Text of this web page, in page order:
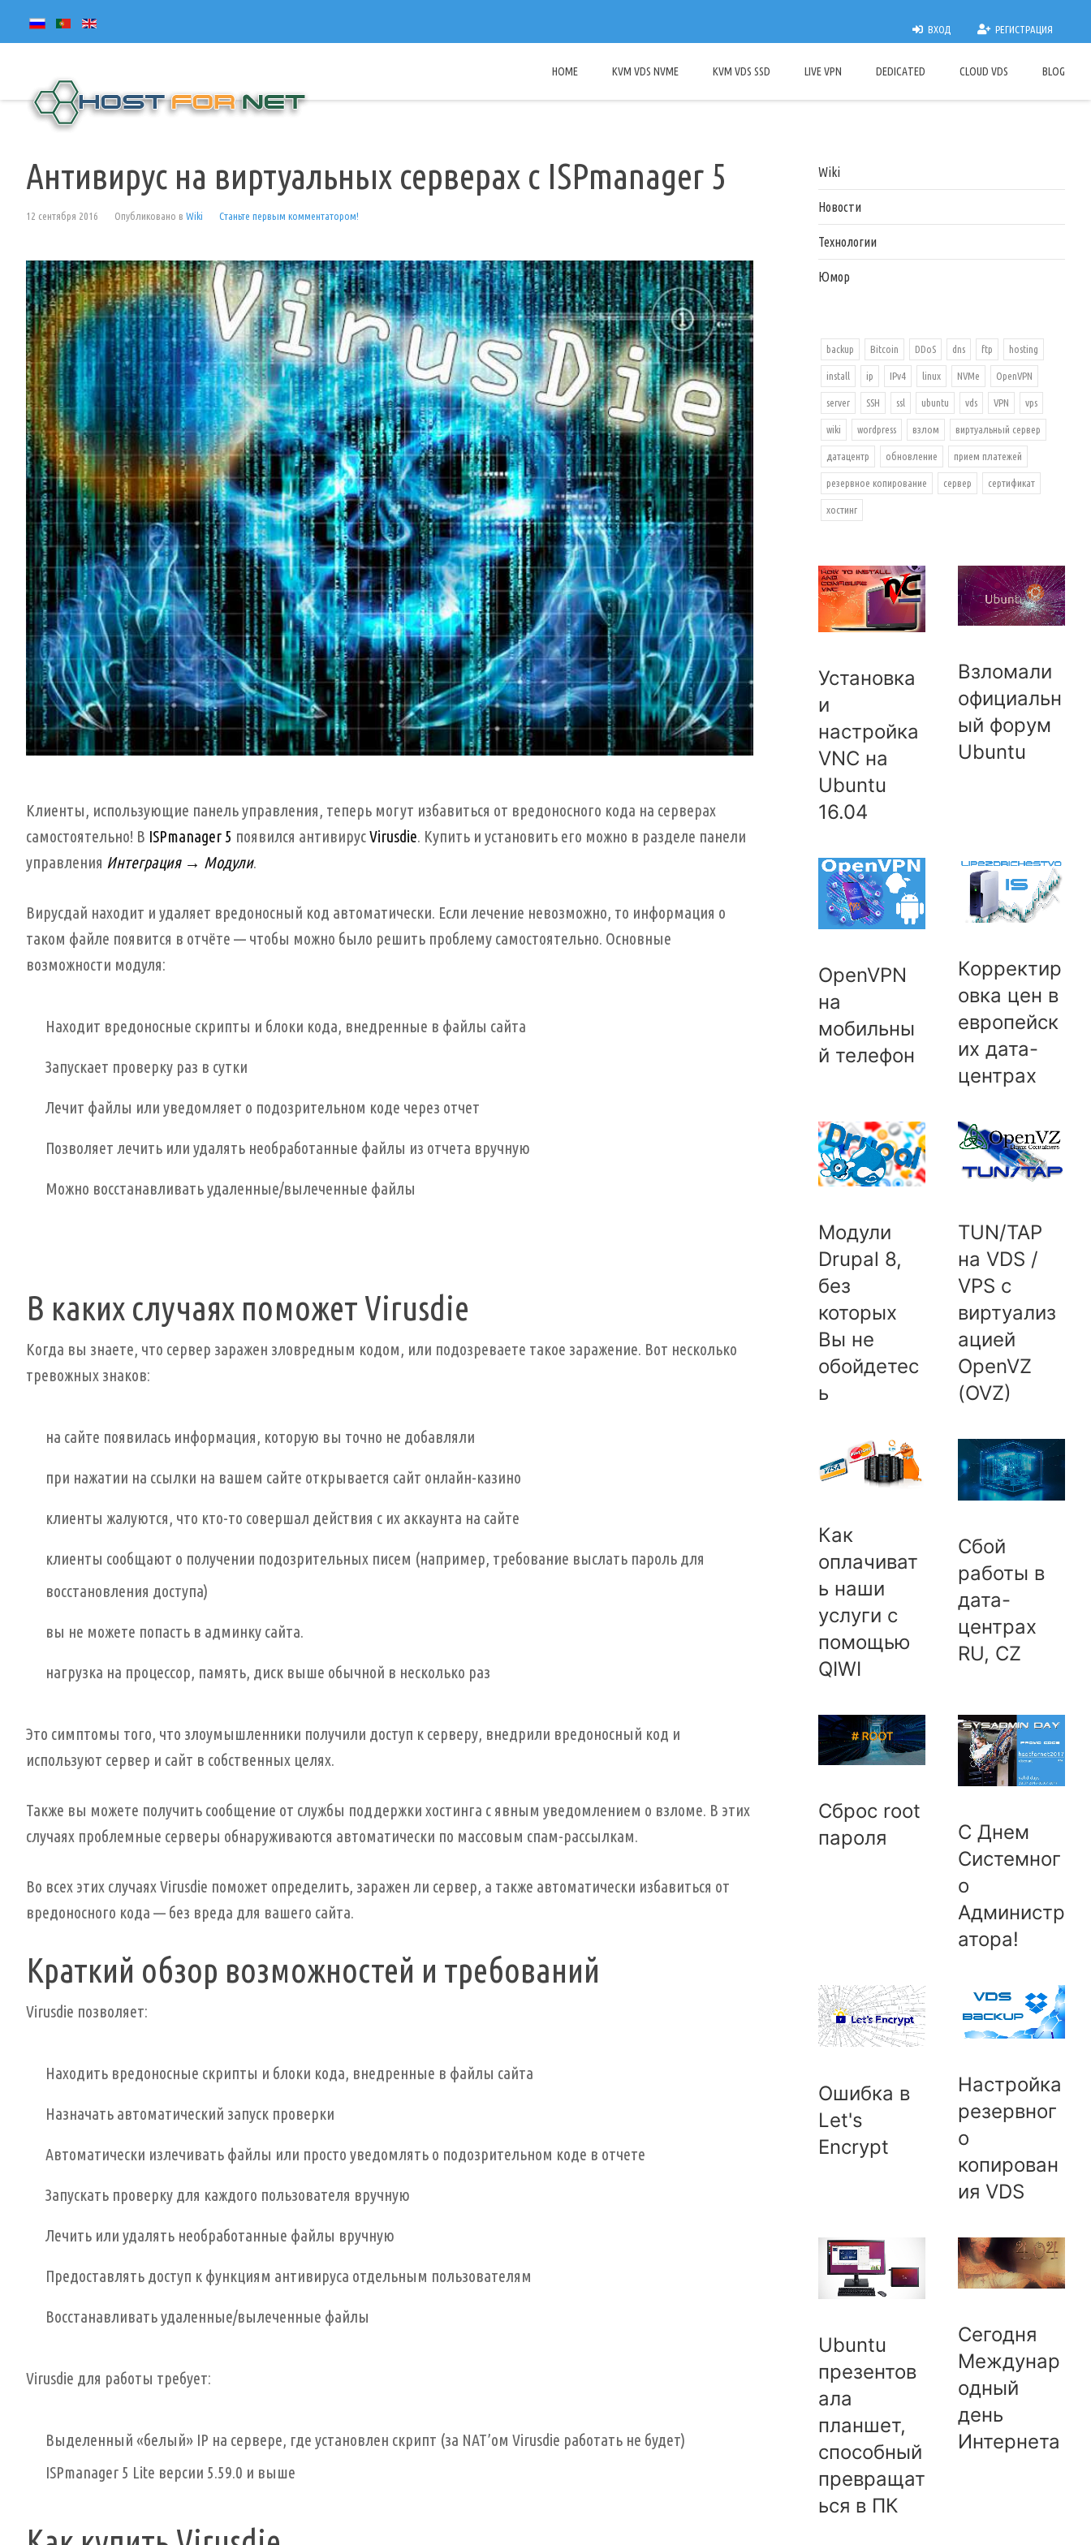
Антивирус на виртуальных серверах c ISPmanager 5
12 сентября 2016 Опубликовано в Wiki Станьте первым комментатором!
Клиенты, использующие панель управления, теперь могут избавиться от вредоносного кода на серверах
самостоятельно! В ISPmanager 5 появился антивирусVirusdie. Купить и установить его можно в разделе панели
управления Интеграция → Модули.
Вирусдай находит и удаляет вредоносный код автоматически. Если лечение невозможно, то информация о
таком файле появится в отчёте — чтобы можно было решить проблему самостоятельно. Основные
возможности модуля:
Находит вредоносные скрипты и блоки кода, внедренные в файлы сайта
Запускает проверку раз в сутки
Лечит файлы или уведомляет о подозрительном коде через отчет
Позволяет лечить или удалять необработанные файлы из отчета вручную
Можно восстанавливать удаленные/вылеченные файлы
В каких случаях поможет Virusdie
Когда вы знаете, что сервер заражен зловредным кодом, или подозреваете такое заражение. Вот несколько
тревожных знаков:
на сайте появилась информация, которую вы точно не добавляли
при нажатии на ссылки на вашем сайте открывается сайт онлайн-казино
клиенты жалуются, что кто-то совершал действия с их аккаунта на сайте
клиенты сообщают о получении подозрительных писем (например, требование выслать пароль для
восстановления доступа)
вы не можете попасть в админку сайта.
нагрузка на процессор, память, диск выше обычной в несколько раз
Это симптомы того, что злоумышленники получили доступ к серверу, внедрили вредоносный код и
используют сервер и сайт в собственных целях.
Также вы можете получить сообщение от службы поддержки хостинга с явным уведомлением о взломе. В этих
случаях проблемные серверы обнаруживаются автоматически по массовым спам-рассылкам.
Во всех этих случаях Virusdie поможет определить, заражен ли сервер, а также автоматически избавиться от
вредоносного кода — без вреда для вашего сайта.
Краткий обзор возможностей и требований
Virusdie позволяет:
Находить вредоносные скрипты и блоки кода, внедренные в файлы сайта
Назначать автоматический запуск проверки
Автоматически излечивать файлы или просто уведомлять о подозрительном коде в отчете
Запускать проверку для каждого пользователя вручную
Лечить или удалять необработанные файлы вручную
Предоставлять доступ к функциям антивируса отдельным пользователям
Восстанавливать удаленные/вылеченные файлы
Virusdie для работы требует:
Выделенный «белый» IP на сервере, где установлен скрипт (за NAT’ом Virusdie работать не будет)
ISPmanager 5 Lite версии 5.59.0 и выше
Wiki
Новости
Технологии
Юмор
backup Bitcoin DDoS dns ftp hosting
install ip IPv4 linux NVMe OpenVPN
server SSH ssl ubuntu vds VPN vps
wiki wordpress взлом виртуальный сервер
датацентр обновление прием платежей
резервное копирование сервер сертификат
хостинг
Установка
и
настройка
VNC на
Ubuntu
16.04
Взломали
официальн
ый форум
Ubuntu
OpenVPN
на
мобильны
й телефон
Корректир
овка цен в
европейск
их дата-
центрах
Модули
Drupal 8,
без
которых
Вы не
обойдетес
ь
TUN/TAP
на VDS /
VPS с
виртуализ
ацией
OpenVZ
(OVZ)
Как
оплачиват
ь наши
услуги с
помощью
QIWI
Сбой
работы в
дата-
центрах
RU, CZ
Сброс root
пароля
С Днем
Системног
о
Администр
атора!
Ошибка в
Let's
Encrypt
Настройка
резервног
о
копирован
ия VDS
Ubuntu
презентов
ала
планшет,
способный
превращат
ься в ПК
Сегодня
Междунар
одный
день
Интернета
ВХОД РЕГИСТРАЦИЯ
HOME KVM VDS NVME KVM VDS SSD LIVE VPN DEDICATED CLOUD VDS BLOG